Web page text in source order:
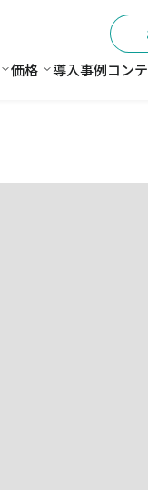
機能
価格 価格
導入事例コン